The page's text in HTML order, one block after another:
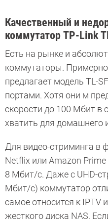
Качественный и
коммутатор TP-Link
Есть на рынке и
коммутаторы. Примерно
предлагает модель TL-
портами. Хотя они м
скорости до 100 Мбит в
хватить для домашнего
Для видео-стриминга в
Netflix или Amazon
8 Мбит/с. Даже с UHD-
Мбит/с) коммутатор
самое относится к IPTV
жесткого диска NAS.